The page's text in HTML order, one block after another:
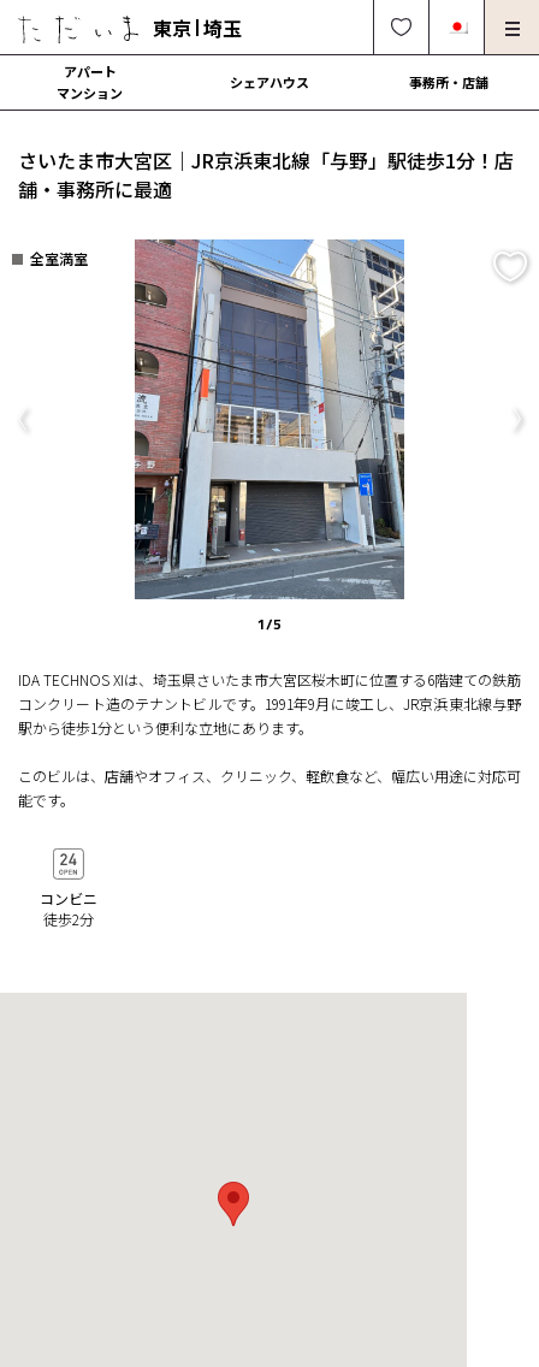
東京 埼玉
中文可 English OK 0120-249-900
オーナー様向け・管理募集
法人社宅でのご利用
解約・修理・各種依頼
契約の流れ
運営会社
アパート
マンション
シェアハウス 事務所・店舗
さいたま市大宮区｜JR京浜東北線「与野」駅徒歩1分！店
舗・事務所に最適
全室満室
1/5
IDA TECHNOS XIは、埼玉県さいたま市大宮区桜木町に位置する6階建ての鉄筋
コンクリート造のテナントビルです。1991年9月に竣工し、JR京浜東北線与野
駅から徒歩1分という便利な立地にあります。
このビルは、店舗やオフィス、クリニック、軽飲食など、幅広い用途に対応可
能です。
コンビニ
徒歩2分